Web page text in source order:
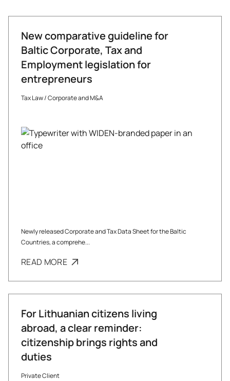
New comparative guideline for
Baltic Corporate, Tax and
Employment legislation for
entrepreneurs
Tax Law/Corporate and M&A
Newly released Corporate and Tax Data Sheet for the Baltic
Countries, a comprehe...
READ MORE
For Lithuanian citizens living
abroad, a clear reminder:
citizenship brings rights and
duties
Private Client